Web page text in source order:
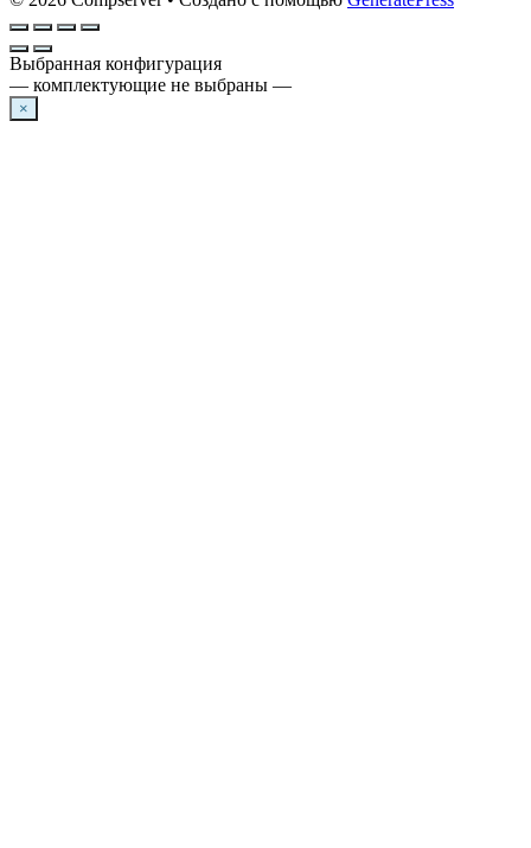
Выбранная конфигурация
— комплектующие не выбраны —
×